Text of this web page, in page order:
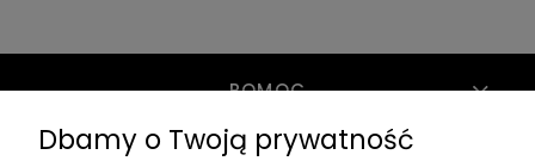
POMOC
Dbamy o Twoją prywatność